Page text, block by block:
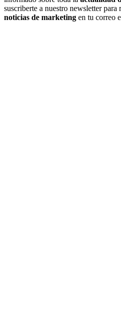
suscriberte a nuestro newsletter para
noticias de marketing en tu correo